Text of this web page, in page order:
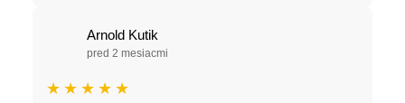
Arnold Kutik
pred 2 mesiacmi
★ ★ ★ ★ ★